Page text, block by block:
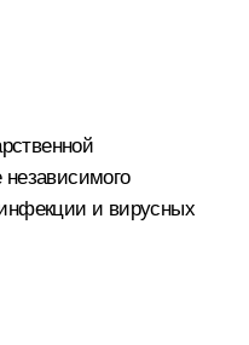
и вирусных